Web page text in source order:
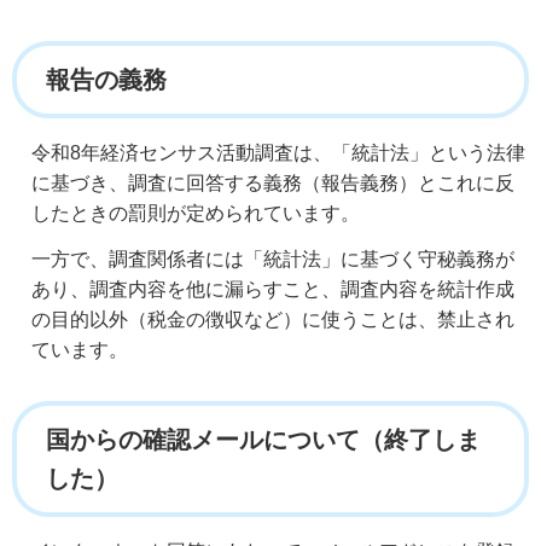
報告の義務
令和8年経済センサス活動調査は、「統計法」という法律
に基づき、調査に回答する義務（報告義務）とこれに反
したときの罰則が定められています。
一方で、調査関係者には「統計法」に基づく守秘義務が
あり、調査内容を他に漏らすこと、調査内容を統計作成
の目的以外（税金の徴収など）に使うことは、禁止され
ています。
国からの確認メールについて（終了しま
した）